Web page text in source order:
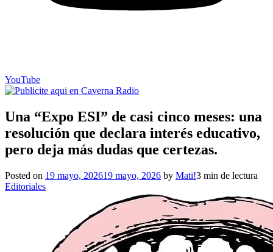
YouTube
Una “Expo ESI” de casi cinco meses: una
resolución que declara interés educativo,
pero deja más dudas que certezas.
Posted on 19 mayo, 202619 mayo, 2026 by Mati!3 min de lectura
Editoriales